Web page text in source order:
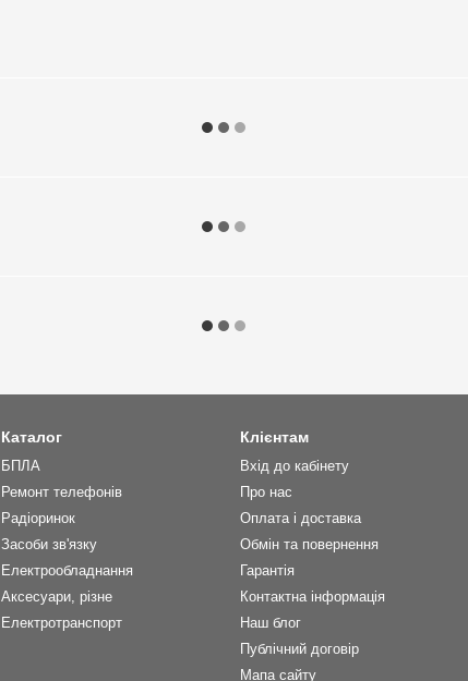
Каталог
БПЛА
Ремонт телефонів
Радіоринок
Засоби зв'язку
Електрообладнання
Аксесуари, різне
Електротранспорт
Клієнтам
Вхід до кабінету
Про нас
Оплата і доставка
Обмін та повернення
Гарантія
Контактна інформація
Наш блог
Публічний договір
Мапа сайту